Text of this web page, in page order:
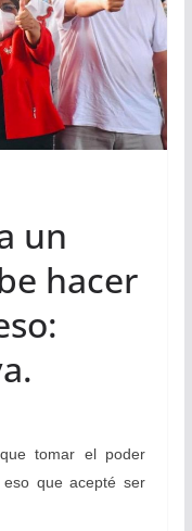
un
hacer
tomar el poder
que acepté ser